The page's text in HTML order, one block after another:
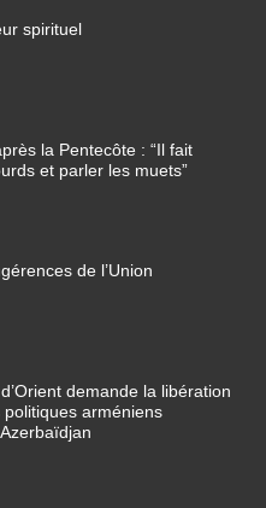
spirituel
la Pentecôte : “Il fait
et parler les muets”
de l’Union
demande la libération
arméniens